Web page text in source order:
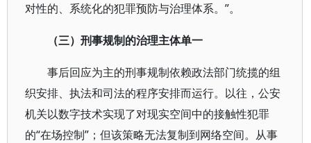
对性的、系统化的犯罪预防与治理体系。”。
（三）刑事规制的治理主体单一
事后回应为主的刑事规制依赖政法部门统揽的组
织安排、执法和司法的程序安排而运行。以往，公安
机关以数字技术实现了对现实空间中的接触性犯罪
的“在场控制”；但该策略无法复制到网络空间。从事